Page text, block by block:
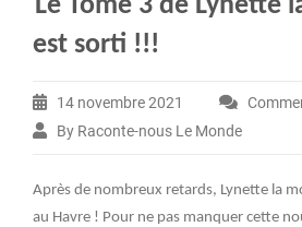
Le Tome 3 de Lynette
est sorti !!!
14 novembre 2021
By Raconte-nous Le Monde
Après de nombreux retards, Lynette la
au Havre ! Pour ne pas manquer cette